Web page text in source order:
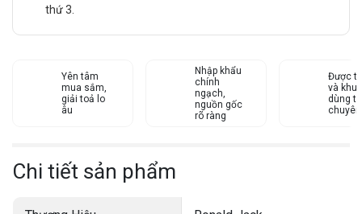
thứ 3.
Yên tâm
mua sắm,
giải toả lo
âu
Nhập khẩu
chính
ngạch,
nguồn gốc
rõ ràng
Được
và
dùng từ
Chi tiết sản phẩm